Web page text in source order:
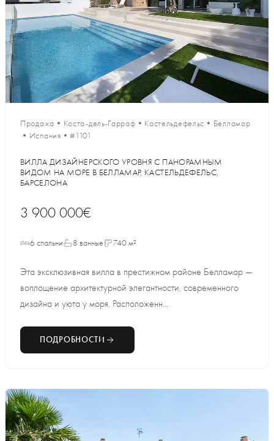
Продажа • Коста-дель-Гарраф • Кастельдефельс • Белламар
• Испания •#1101
ВИЛЛА ДИЗАЙНЕРСКОГО УРОВНЯ С ПАНОРАМНЫМ
ВИДОМ НА МОРЕ В БЕЛЛАМАР, КАСТЕЛЬДЕФЕЛЬС,
БАРСЕЛОНА
3 900 000€
6 спальни 8 ванные 740 м²
Эта эксклюзивная вилла в престижном районе Белламар —
воплощение архитектурной элегантности, современного
дизайна и уюта у моря. Расположенн...
ПОДРОБНОСТИ